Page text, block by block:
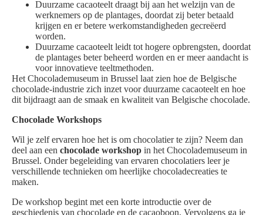
Duurzame cacaoteelt draagt bij aan het welzijn van de
werknemers op de plantages, doordat zij beter betaald
krijgen en er betere werkomstandigheden gecreëerd
worden.
Duurzame cacaoteelt leidt tot hogere opbrengsten, doordat
de plantages beter beheerd worden en er meer aandacht is
voor innovatieve teeltmethoden.
Het Chocolademuseum in Brussel laat zien hoe de Belgische
chocolade-industrie zich inzet voor duurzame cacaoteelt en hoe
dit bijdraagt aan de smaak en kwaliteit van Belgische chocolade.
Chocolade Workshops
Wil je zelf ervaren hoe het is om chocolatier te zijn? Neem dan
deel aan een chocolade workshop in het Chocolademuseum in
Brussel. Onder begeleiding van ervaren chocolatiers leer je
verschillende technieken om heerlijke chocoladecreaties te
maken.
De workshop begint met een korte introductie over de
geschiedenis van chocolade en de cacaoboon. Vervolgens ga je